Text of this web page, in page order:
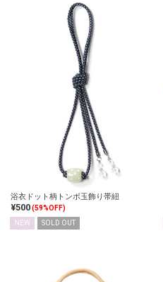
浴衣ドット柄トンボ玉飾り帯紐
¥500(59%OFF)
NEW
SOLD OUT